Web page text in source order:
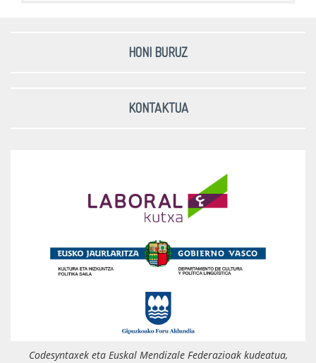
HONI BURUZ
KONTAKTUA
Codesyntaxek eta Euskal Mendizale Federazioak kudeatua,